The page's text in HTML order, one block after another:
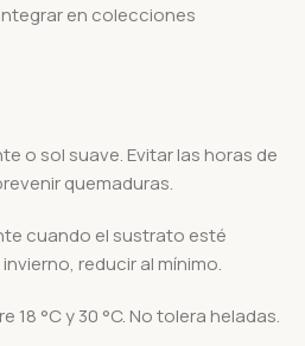
en colecciones
o sol suave. Evitar las horas de
quemaduras.
cuando el sustrato esté
reducir al mínimo.
18 °C y 30 °C. No tolera heladas.